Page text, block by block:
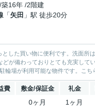
16年 /2階建
「矢田 」駅 徒歩20分
した買い物に便利です。洗面所
が備わっておりとても充実し
輪場が利用可能な物件です。こ
費 敷金/保証金 礼金
0ヶ月 1ヶ月